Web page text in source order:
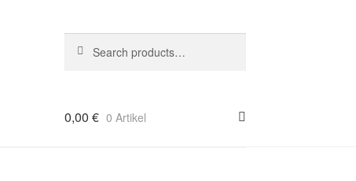
nach:
0,00 € 0 Artikel